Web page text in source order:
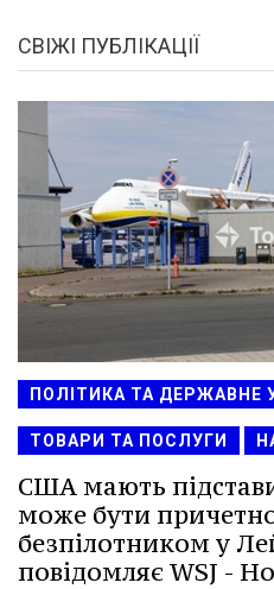
СВІЖІ ПУБЛІКАЦІЇ
ПОЛІТИКА ТА ДЕРЖАВНЕ
ТОВАРИ ТА ПОСЛУГИ
США мають
може бути
безпілотником у
повідомляє WSJ -